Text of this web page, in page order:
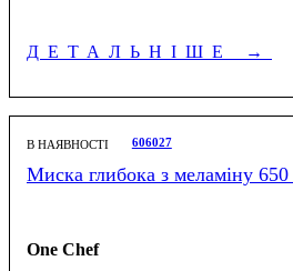
ДЕТАЛЬНІШЕ →
В НАЯВНОСТІ 606027
Миска глибока з меламіну
One Chef